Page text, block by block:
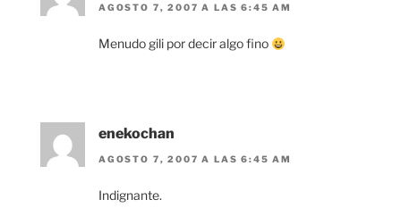
AGOSTO 7, 2007 A LAS 6:45 AM
Menudo gili por decir algo fino
enekochan
AGOSTO 7, 2007 A LAS 6:45 AM
Indignante.